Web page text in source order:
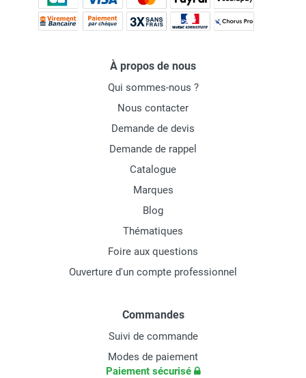
À propos de nous
Qui sommes-nous ?
Nous contacter
Demande de devis
Demande de rappel
Catalogue
Marques
Blog
Thématiques
Foire aux questions
Ouverture d'un compte professionnel
Commandes
Suivi de commande
Modes de paiement
Paiement sécurisé